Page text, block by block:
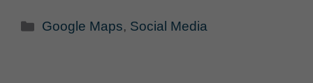
Categorie
Google Maps, Social Media